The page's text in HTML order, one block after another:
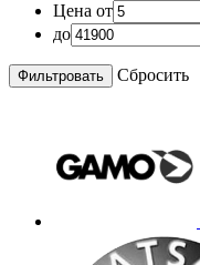
Цена от
до
Сбросить